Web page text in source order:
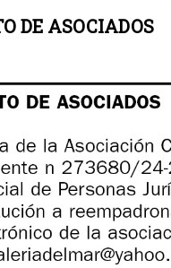
DE ASOCIADOS